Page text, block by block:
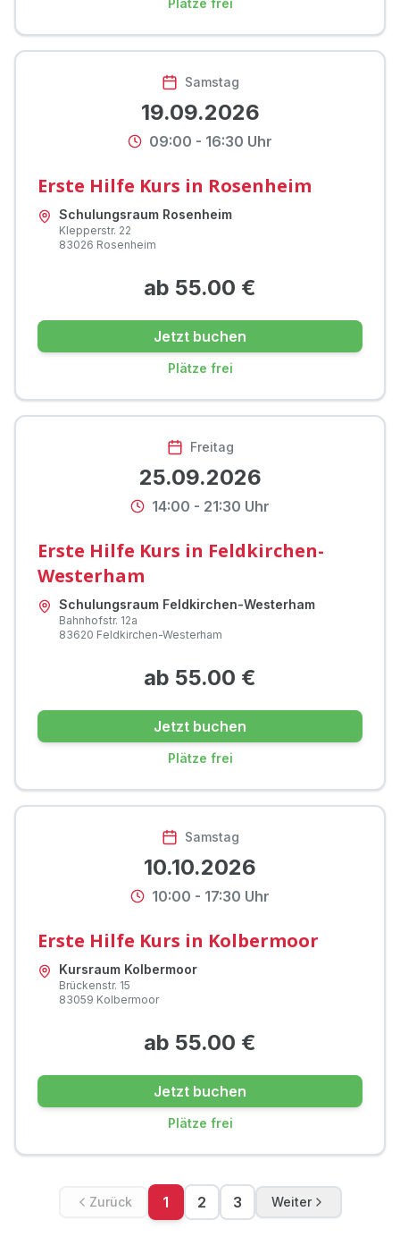
Plätze frei
Samstag
19.09.2026
09:00 - 16:30 Uhr
Erste Hilfe Kurs in Rosenheim
Schulungsraum Rosenheim
Klepperstr. 22
83026 Rosenheim
ab 55.00 €
Jetzt buchen
Plätze frei
Freitag
25.09.2026
14:00 - 21:30 Uhr
Erste Hilfe Kurs in Feldkirchen-
Westerham
Schulungsraum Feldkirchen-Westerham
Bahnhofstr. 12a
83620 Feldkirchen-Westerham
ab 55.00 €
Jetzt buchen
Plätze frei
Samstag
10.10.2026
10:00 - 17:30 Uhr
Erste Hilfe Kurs in Kolbermoor
Kursraum Kolbermoor
Brückenstr. 15
83059 Kolbermoor
ab 55.00 €
Jetzt buchen
Plätze frei
Zurück 1 2 3 Weiter